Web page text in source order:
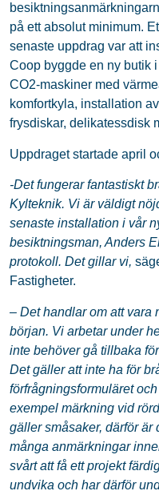
på ett absolut minimum.
senaste uppdrag var att
Coop byggde en ny butik
CO2-maskiner med
komfortkyla, installation
frysdiskar, delikatessdisk
Uppdraget startade april
-Det fungerar fantastiskt
Kylteknik. Vi är väldigt
senaste installation i vår
besiktningsman, Anders
protokoll. Det gillar vi,
Fastigheter.
– Det handlar om att vara
början. Vi arbetar under
inte behöver gå tillbaka
Det gäller att inte ha för
förfrågningsformuläret
exempel märkning vid
gäller småsaker, därför är
många anmärkningar
svårt att få ett projekt
undvika och har därför